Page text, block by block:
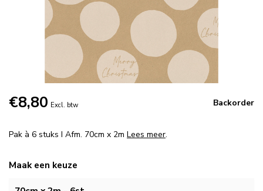
€8,80 Excl. btw Backorder
Pak à 6 stuks I Afm. 70cm x 2m Lees meer.
Maak een keuze